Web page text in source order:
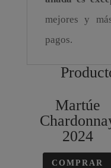
mejores y
pagos.
Martúe
2024
COMPRAR